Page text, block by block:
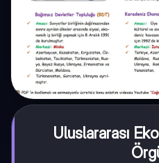
Uluslararası